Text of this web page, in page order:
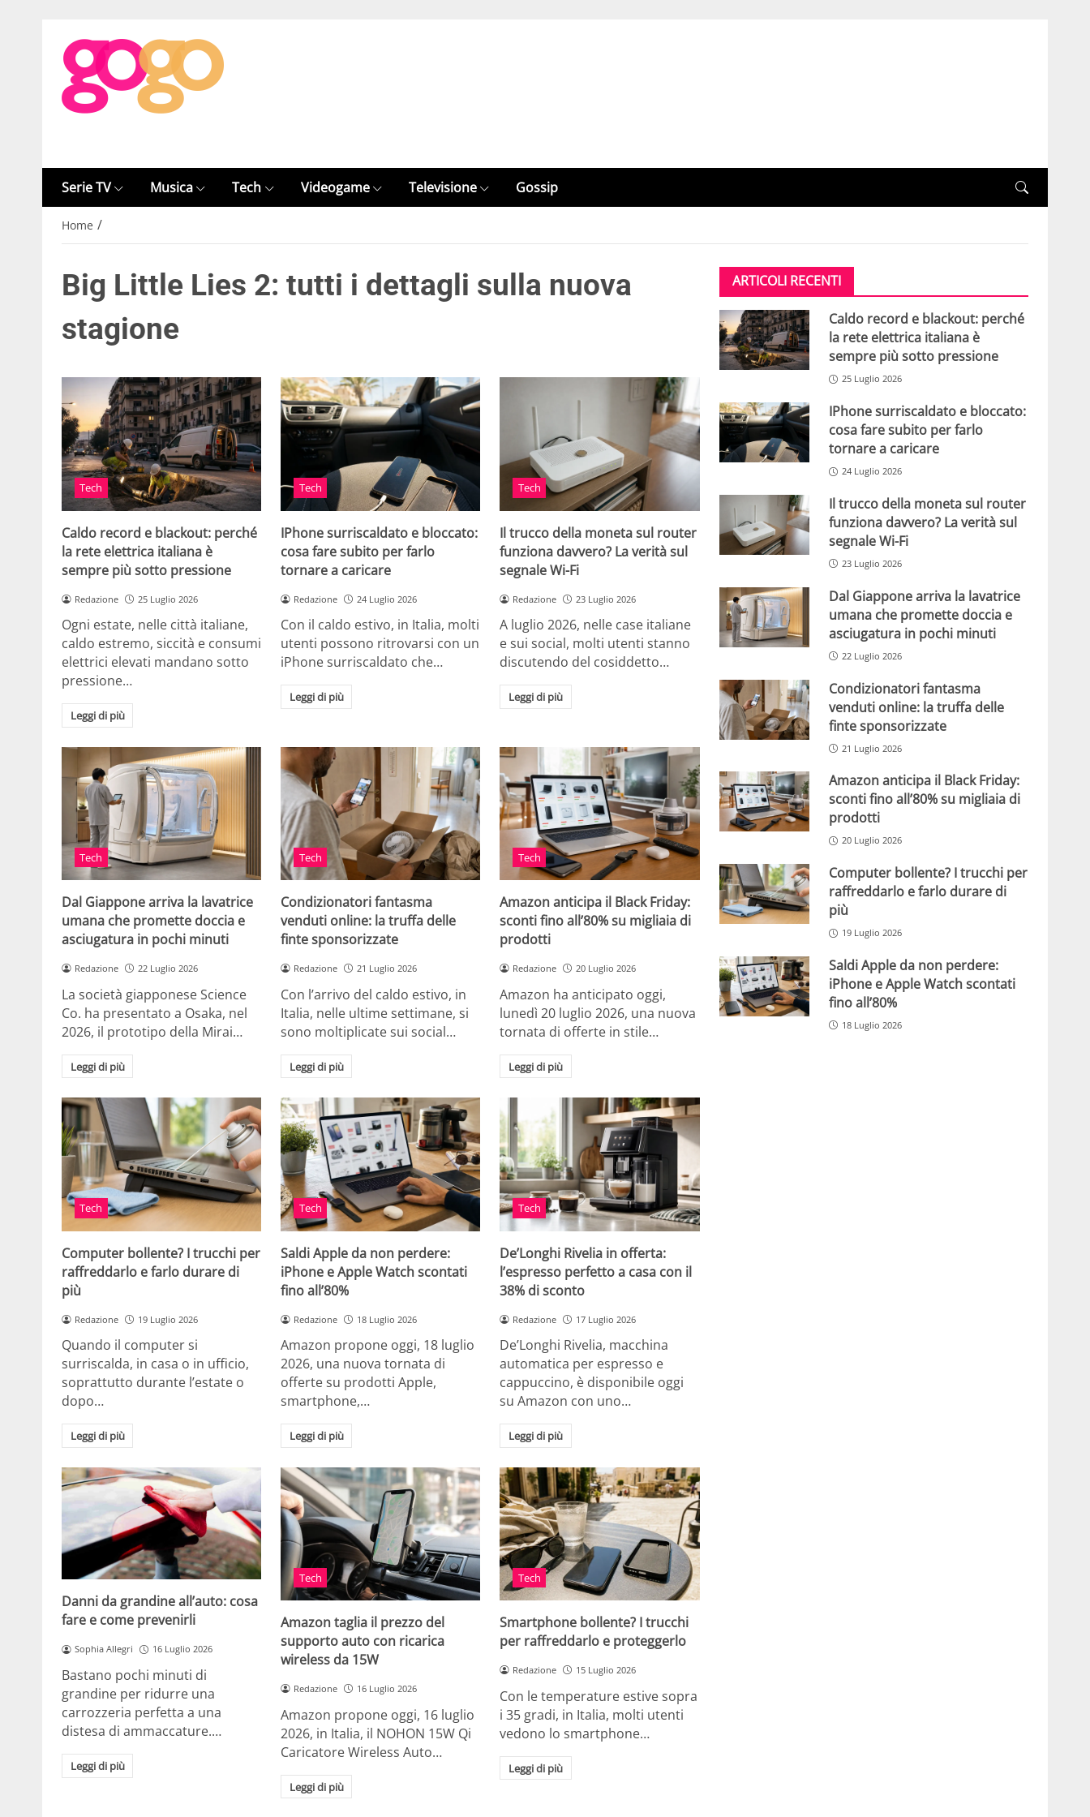
Serie TV Musica Tech Videogame Televisione Gossip
Home /
Big Little Lies 2: tutti i dettagli sulla nuova
stagione
Tech
Caldo record e blackout: perché
la rete elettrica italiana è
sempre più sotto pressione
Redazione 25 Luglio 2026
Ogni estate, nelle città italiane,
caldo estremo, siccità e consumi
elettrici elevati mandano sotto
pressione…
Leggi di più
Tech
IPhone surriscaldato e bloccato:
cosa fare subito per farlo
tornare a caricare
Redazione 24 Luglio 2026
Con il caldo estivo, in Italia, molti
utenti possono ritrovarsi con un
iPhone surriscaldato che…
Leggi di più
Tech
Il trucco della moneta sul router
funziona davvero? La verità sul
segnale Wi-Fi
Redazione 23 Luglio 2026
A luglio 2026, nelle case italiane
e sui social, molti utenti stanno
discutendo del cosiddetto…
Leggi di più
Tech
Dal Giappone arriva la lavatrice
umana che promette doccia e
asciugatura in pochi minuti
Redazione 22 Luglio 2026
La società giapponese Science
Co. ha presentato a Osaka, nel
2026, il prototipo della Mirai…
Leggi di più
Tech
Condizionatori fantasma
venduti online: la truffa delle
finte sponsorizzate
Redazione 21 Luglio 2026
Con l’arrivo del caldo estivo, in
Italia, nelle ultime settimane, si
sono moltiplicate sui social…
Leggi di più
Tech
Amazon anticipa il Black Friday:
sconti fino all’80% su migliaia di
prodotti
Redazione 20 Luglio 2026
Amazon ha anticipato oggi,
lunedì 20 luglio 2026, una nuova
tornata di offerte in stile…
Leggi di più
Tech
Computer bollente? I trucchi per
raffreddarlo e farlo durare di
più
Redazione 19 Luglio 2026
Quando il computer si
surriscalda, in casa o in ufficio,
soprattutto durante l’estate o
dopo…
Leggi di più
Tech
Saldi Apple da non perdere:
iPhone e Apple Watch scontati
fino all’80%
Redazione 18 Luglio 2026
Amazon propone oggi, 18 luglio
2026, una nuova tornata di
offerte su prodotti Apple,
smartphone,…
Leggi di più
Tech
De’Longhi Rivelia in offerta:
l’espresso perfetto a casa con il
38% di sconto
Redazione 17 Luglio 2026
De’Longhi Rivelia, macchina
automatica per espresso e
cappuccino, è disponibile oggi
su Amazon con uno…
Leggi di più
Danni da grandine all’auto: cosa
fare e come prevenirli
Sophia Allegri 16 Luglio 2026
Bastano pochi minuti di
grandine per ridurre una
carrozzeria perfetta a una
distesa di ammaccature.…
Leggi di più
Tech
Amazon taglia il prezzo del
supporto auto con ricarica
wireless da 15W
Redazione 16 Luglio 2026
Amazon propone oggi, 16 luglio
2026, in Italia, il NOHON 15W Qi
Caricatore Wireless Auto…
Leggi di più
Tech
Smartphone bollente? I trucchi
per raffreddarlo e proteggerlo
Redazione 15 Luglio 2026
Con le temperature estive sopra
i 35 gradi, in Italia, molti utenti
vedono lo smartphone…
Leggi di più
ARTICOLI RECENTI
Caldo record e blackout: perché
la rete elettrica italiana è
sempre più sotto pressione
25 Luglio 2026
IPhone surriscaldato e bloccato:
cosa fare subito per farlo
tornare a caricare
24 Luglio 2026
Il trucco della moneta sul router
funziona davvero? La verità sul
segnale Wi-Fi
23 Luglio 2026
Dal Giappone arriva la lavatrice
umana che promette doccia e
asciugatura in pochi minuti
22 Luglio 2026
Condizionatori fantasma
venduti online: la truffa delle
finte sponsorizzate
21 Luglio 2026
Amazon anticipa il Black Friday:
sconti fino all’80% su migliaia di
prodotti
20 Luglio 2026
Computer bollente? I trucchi per
raffreddarlo e farlo durare di
più
19 Luglio 2026
Saldi Apple da non perdere:
iPhone e Apple Watch scontati
fino all’80%
18 Luglio 2026